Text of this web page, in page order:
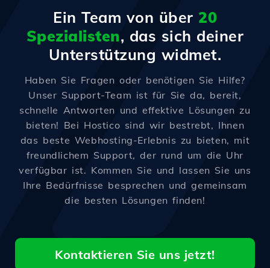
Ein Team von über 20
Spezialisten, das sich deiner
Unterstützung widmet.
Haben Sie Fragen oder benötigen Sie Hilfe?
Unser Support-Team ist für Sie da, bereit,
schnelle Antworten und effektive Lösungen zu
bieten! Bei Hostico sind wir bestrebt, Ihnen
das beste Webhosting-Erlebnis zu bieten, mit
freundlichem Support, der rund um die Uhr
verfügbar ist. Kommen Sie und lassen Sie uns
Ihre Bedürfnisse besprechen und gemeinsam
die besten Lösungen finden!
Kontaktieren Sie uns jetzt!